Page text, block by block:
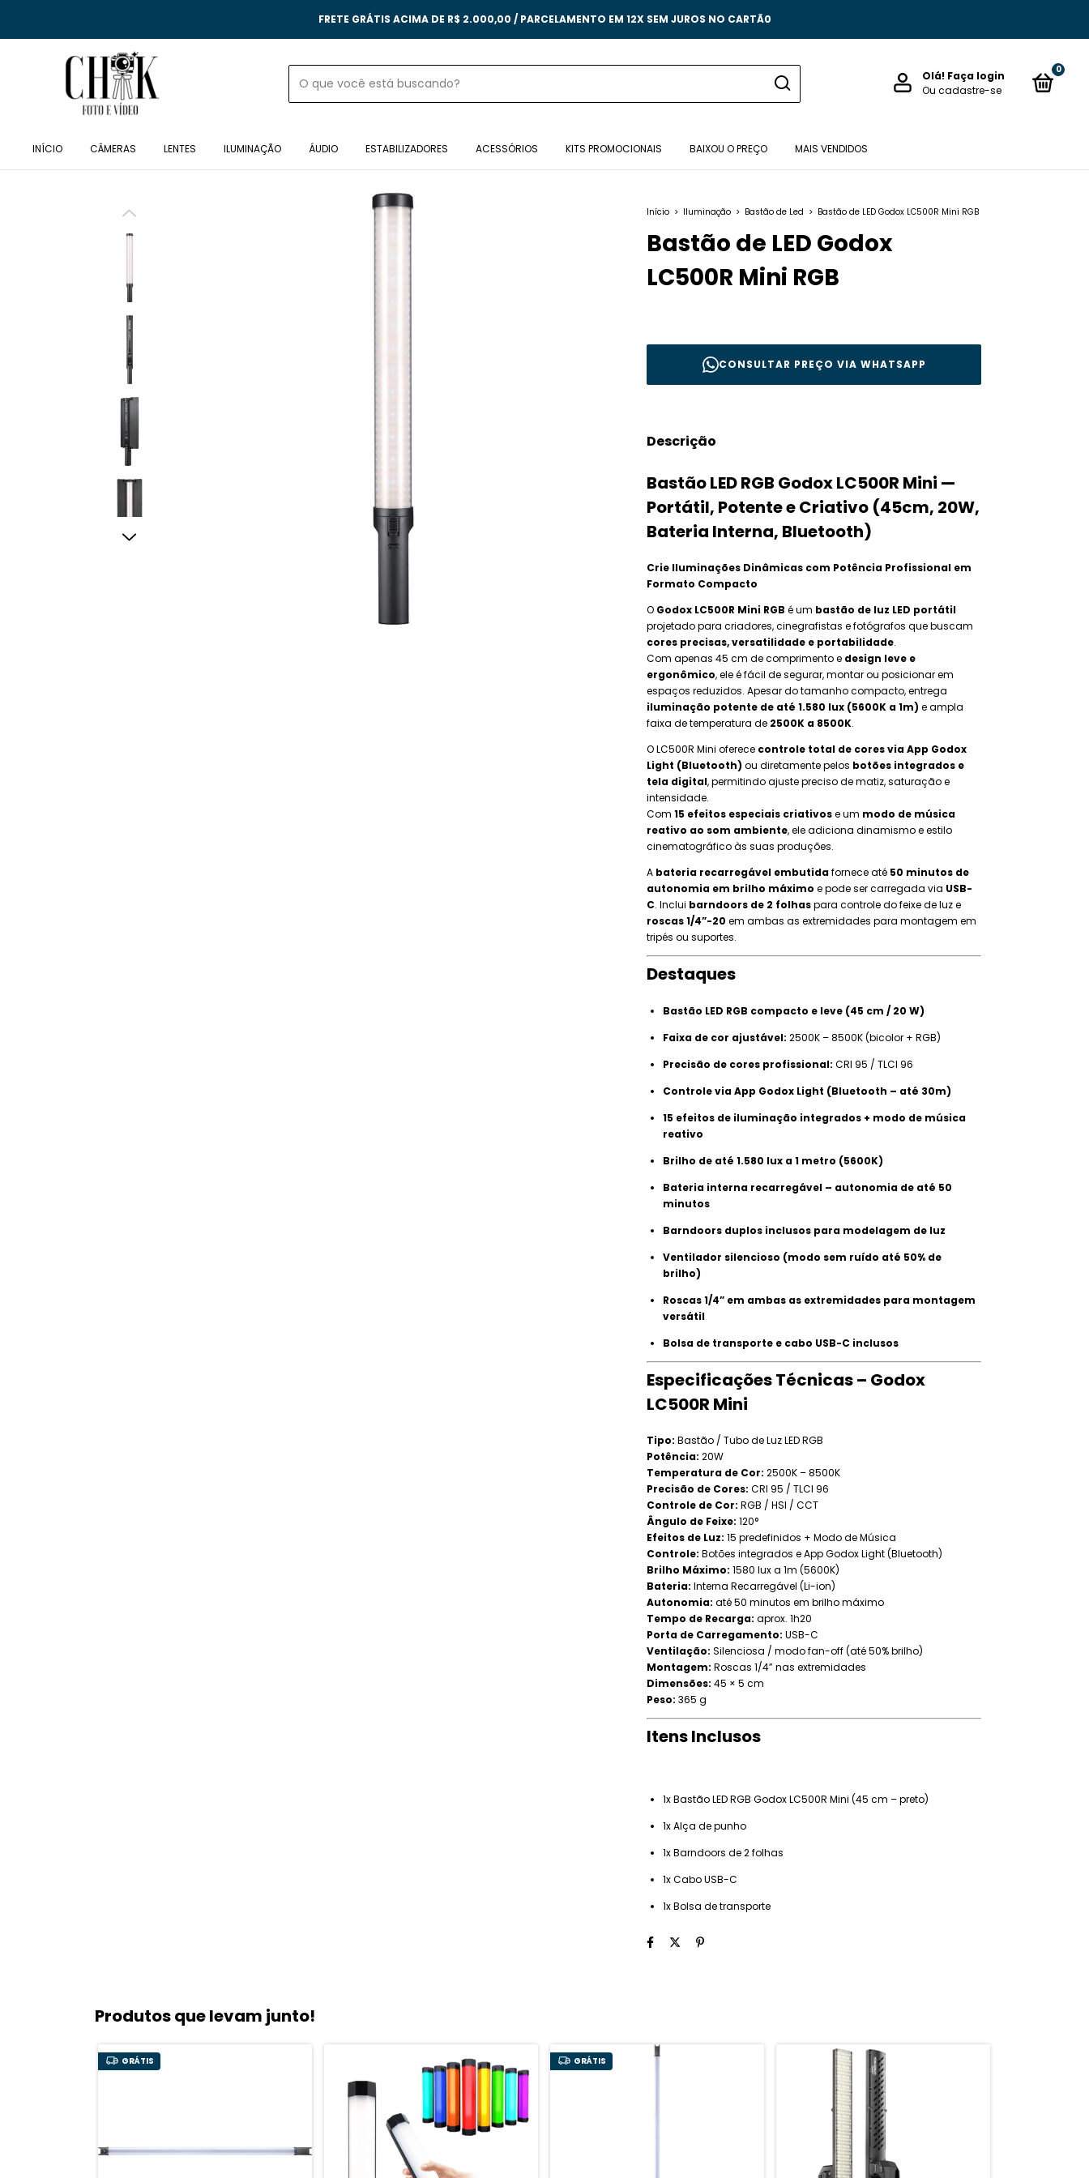
FRETE GRÁTIS ACIMA DE R$ 2.000,00 / PARCELAMENTO EM 12X SEM JUROS NO CARTÃ0
Olá! Faça login
Ou cadastre-se
0
INÍCIO CÂMERAS LENTES ILUMINAÇÃO ÁUDIO ESTABILIZADORES ACESSÓRIOS KITS PROMOCIONAIS BAIXOU O PREÇO MAIS VENDIDOS
Início > Iluminação > Bastão de Led > Bastão de LED Godox LC500R Mini RGB
Bastão de LED Godox
LC500R Mini RGB
CONSULTAR PREÇO VIA WHATSAPP
Descrição
Bastão LED RGB Godox LC500R Mini —
Portátil, Potente e Criativo (45cm, 20W,
Bateria Interna, Bluetooth)
Crie Iluminações Dinâmicas com Potência Profissional em
Formato Compacto
O Godox LC500R Mini RGB é um bastão de luz LED portátil
projetado para criadores, cinegrafistas e fotógrafos que buscam
cores precisas, versatilidade e portabilidade.
Com apenas 45 cm de comprimento e design leve e
ergonômico, ele é fácil de segurar, montar ou posicionar em
espaços reduzidos. Apesar do tamanho compacto, entrega
iluminação potente de até 1.580 lux (5600K a 1m) e ampla
faixa de temperatura de 2500K a 8500K.
O LC500R Mini oferece controle total de cores via App Godox
Light (Bluetooth) ou diretamente pelos botões integrados e
tela digital, permitindo ajuste preciso de matiz, saturação e
intensidade.
Com 15 efeitos especiais criativose um modo de música
reativo ao som ambiente, ele adiciona dinamismo e estilo
cinematográfico às suas produções.
A bateria recarregável embutidafornece até 50 minutos de
autonomia em brilho máximo e pode ser carregada via USB-
C. Inclui barndoors de 2 folhaspara controle do feixe de luz e
roscas 1/4”-20 em ambas as extremidades para montagem em
tripés ou suportes.
Destaques
Bastão LED RGB compacto e leve (45 cm / 20 W)
Faixa de cor ajustável: 2500K – 8500K (bicolor + RGB)
Precisão de cores profissional: CRI 95 / TLCI 96
Controle via App Godox Light (Bluetooth – até 30m)
15 efeitos de iluminação integrados + modo de música
reativo
Brilho de até 1.580 lux a 1 metro (5600K)
Bateria interna recarregável – autonomia de até 50
minutos
Barndoors duplos inclusos para modelagem de luz
Ventilador silencioso (modo sem ruído até 50% de
brilho)
Roscas 1/4” em ambas as extremidades para montagem
versátil
Bolsa de transporte e cabo USB-C inclusos
Especificações Técnicas – Godox
LC500R Mini
Tipo: Bastão / Tubo de Luz LED RGB
Potência: 20W
Temperatura de Cor: 2500K – 8500K
Precisão de Cores: CRI 95 / TLCI 96
Controle de Cor: RGB / HSI / CCT
Ângulo de Feixe: 120°
Efeitos de Luz: 15 predefinidos + Modo de Música
Controle: Botões integrados e App Godox Light (Bluetooth)
Brilho Máximo: 1580 lux a 1m (5600K)
Bateria: Interna Recarregável (Li-ion)
Autonomia: até 50 minutos em brilho máximo
Tempo de Recarga: aprox. 1h20
Porta de Carregamento: USB-C
Ventilação: Silenciosa / modo fan-off (até 50% brilho)
Montagem: Roscas 1/4” nas extremidades
Dimensões: 45 × 5 cm
Peso: 365 g
Itens Inclusos
1x Bastão LED RGB Godox LC500R Mini (45 cm – preto)
1x Alça de punho
1x Barndoors de 2 folhas
1x Cabo USB-C
1x Bolsa de transporte
Produtos que levam junto!
GRÁTIS GRÁTIS